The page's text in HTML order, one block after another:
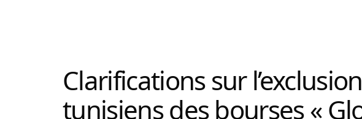
Clarifications sur
tunisiens des bourses «